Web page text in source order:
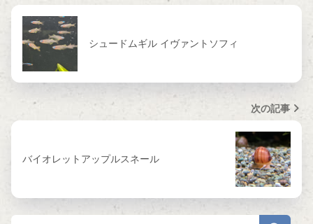
シュードムギル イヴァントソフィ
次の記事
バイオレットアップルスネール